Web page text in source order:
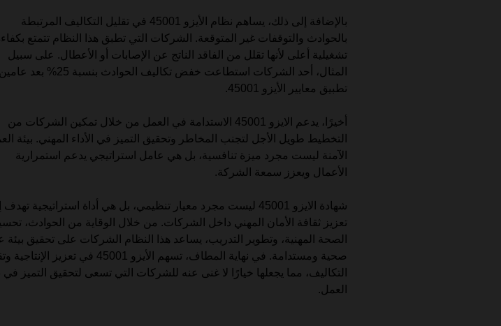
بالإضافة إلى ذلك، يساهم نظام الأيزو 45001 في تقليل التكاليف المرتبطة
بالحوادث والتوقفات غير المتوقعة. الشركات التي تطبق هذا النظام تتمتع
تشغيلية أعلى لأنها تقلل من الفاقد الناتج عن الإصابات أو الأعطال. على سبيل
المثال، أحد الشركات استطاعت خفض تكاليف الحوادث
تطبيق معايير الأيزو 45001.
أخيرًا، يدعم الايزو 45001 الاستدامة في العمل من خلال تمكين الشركات من
التخطيط طويل الأجل لتجنب المخاطر وتحقيق التميز في الأداء المهني. بيئة
الآمنة ليست مجرد ميزة تنافسية، بل هي عامل استراتيجي يدعم استمرارية
الأعمال ويعزز سمعة الشركة.
شهادة الايزو 45001 ليست مجرد معيار تنظيمي، بل هي أداة استراتيجية
تعزيز ثقافة الأمان المهني داخل الشركات. من خلال الوقاية من الحوادث،
الصحة المهنية، وتطوير التدريب، يساعد هذا النظام الشركات على تحقيق بيئة
صحية ومستدامة. في نهاية المطاف، تسهم الأيزو 45001 في تعزيز
التكاليف، مما يجعلها خيارًا لا غنى عنه للشركات التي تسعى لتحقيق التميز في
العمل.